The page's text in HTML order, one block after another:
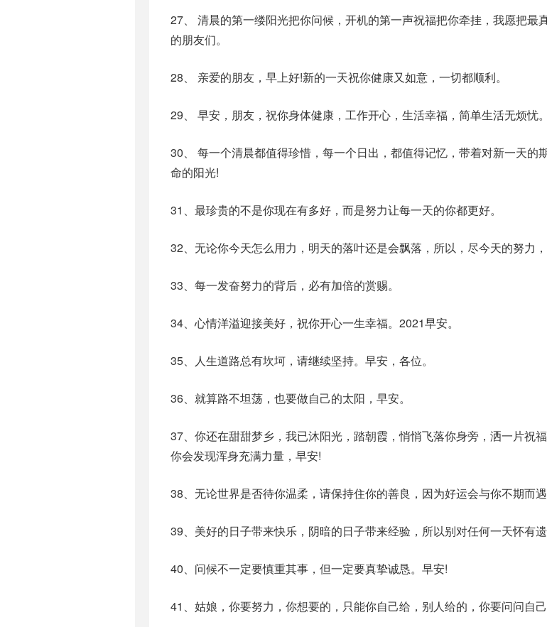
27、 清晨的第一缕阳光把你问候，开机的第一声祝福把你牵挂，我愿把最
的朋友们。
28、 亲爱的朋友，早上好!新的一天祝你健康又如意，一切都顺利。
29、 早安，朋友，祝你身体健康，工作开心，生活幸福，简单生活无烦忧。
30、 每一个清晨都值得珍惜，每一个日出，都值得记忆，带着对新一天的
命的阳光!
31、最珍贵的不是你现在有多好，而是努力让每一天的你都更好。
32、无论你今天怎么用力，明天的落叶还是会飘落，所以，尽今天的努力
33、每一发奋努力的背后，必有加倍的赏赐。
34、心情洋溢迎接美好，祝你开心一生幸福。2021早安。
35、人生道路总有坎坷，请继续坚持。早安，各位。
36、就算路不坦荡，也要做自己的太阳，早安。
37、你还在甜甜梦乡，我已沐阳光，踏朝霞，悄悄飞落你身旁，洒一片祝
你会发现浑身充满力量，早安!
38、无论世界是否待你温柔，请保持住你的善良，因为好运会与你不期而
39、美好的日子带来快乐，阴暗的日子带来经验，所以别对任何一天怀有遗
40、问候不一定要慎重其事，但一定要真挚诚恳。早安!
41、姑娘，你要努力，你想要的，只能你自己给，别人给的，你要问问自